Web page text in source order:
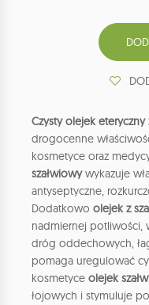
Czysty olejek eteryczny
drogocenne
kosmetyce oraz
szałwiowywykazuje
antyseptyczne,
Dodatkowo olejek z
nadmiernej potliwości,
dróg oddechowych,
pomaga uregulować
kosmetyce olejek
łojowych i stymuluje